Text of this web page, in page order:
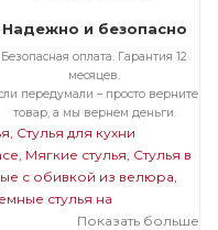
Надежно и безопасно
Безопасная оплата. Гарантия 12
месяцев.
передумали – просто верните
товар, а мы вернем деньги.
Стулья для кухни
Мягкие стулья Стулья в
с обивкой из велюра
стулья на
Стулья
Показать больше